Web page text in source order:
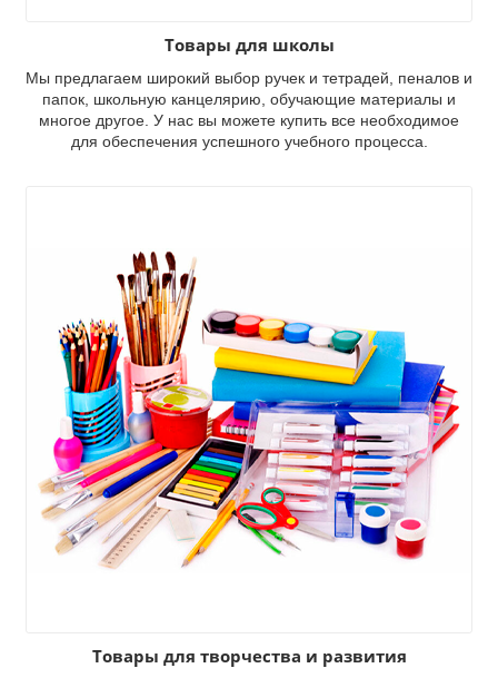
Товары для школы
Мы предлагаем широкий выбор ручек и тетрадей, пеналов и
папок, школьную канцелярию, обучающие материалы и
многое другое. У нас вы можете купить все необходимое
для обеспечения успешного учебного процесса.
Товары для творчества и развития